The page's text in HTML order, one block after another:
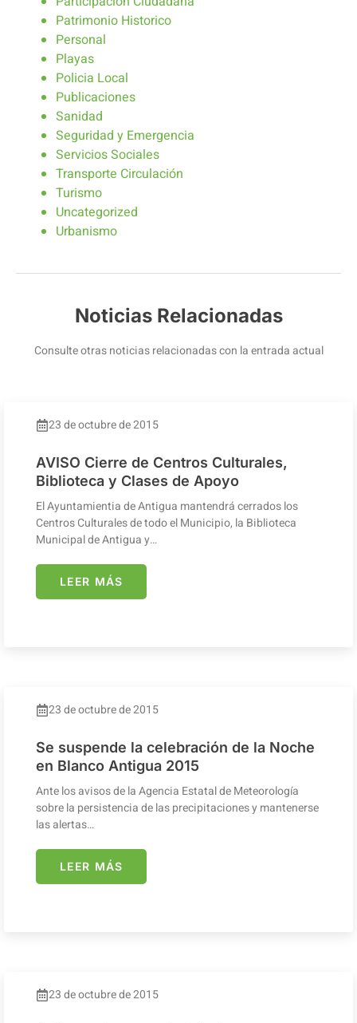
Patrimonio Historico
Personal
Playas
Policia Local
Publicaciones
Sanidad
Seguridad y Emergencia
Servicios Sociales
Transporte Circulación
Turismo
Uncategorized
Urbanismo
Noticias Relacionadas
Consulte otras noticias relacionadas con la entrada actual
23 de octubre de 2015
AVISO Cierre de Centros Culturales,
Biblioteca y Clases de Apoyo
El Ayuntamientia de Antigua mantendrá cerrados los
Centros Culturales de todo el Municipio, la Biblioteca
Municipal de Antigua y…
LEER MÁS
23 de octubre de 2015
Se suspende la celebración de la Noche
en Blanco Antigua 2015
Ante los avisos de la Agencia Estatal de Meteorología
sobre la persistencia de las precipitaciones y mantenerse
las alertas…
LEER MÁS
23 de octubre de 2015